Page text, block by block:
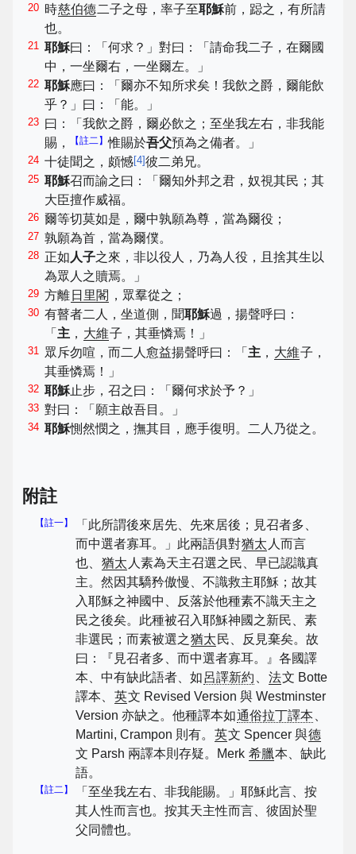
20 時慈伯德二子之母，率子至耶穌前，跽之，有所請
也。
21 耶穌曰：「何求？」對曰：「請命我二子，在爾國
中，一坐爾右，一坐爾左。」
22 耶穌應曰：「爾亦不知所求矣！我飲之爵，爾能飲
乎？」曰：「能。」
23 曰：「我飲之爵，爾必飲之；至坐我左右，非我能
賜，
【註二】惟賜於吾父預為之備者。」
24 十徒聞之，頗憾[4]彼二弟兄。
25 耶穌召而諭之曰：「爾知外邦之君，奴視其民；其
大臣擅作威福。
26 爾等切莫如是，爾中孰願為尊，當為爾役；
27 孰願為首，當為爾僕。
28 正如人子之來，非以役人，乃為人役，且捨其生以
為眾人之贖焉。」
29 方離 日里閣 ，眾羣從之；
30 有瞽者二人，坐道側，聞耶穌過，揚聲呼曰：
「主 ， 大維子，其垂憐焉！」
31 眾斥勿喧，而二人愈益揚聲呼曰：「主 ， 大維子，
其垂憐焉！」
32 耶穌止步，召之曰：「爾何求於予？」
33 對曰：「願主啟吾目。」
34 耶穌惻然憫之，撫其目，應手復明。二人乃從之。
附註
【註一】
「此所謂後來居先、先來居後；見召者多、
而中選者寡耳。」此兩語俱對猶太 人而言
也、 猶太 人素為天主召選之民、早已認識真
主。然因其驕矜傲慢、不識救主耶穌；故其
入耶穌之神國中、反落於他種素不識天主之
民之後矣。此種被召入耶穌神國之新民、素
非選民；而素被選之猶太 民、反見棄矣。故
曰：『見召者多、而中選者寡耳。』各國譯
本、中有缺此語者、如呂譯新約 、 法文 Botte
譯本、 英文 Revised Version 與 Westminster
Version 亦缺之。他種譯本如通俗拉丁譯本 、
Martini, Crampon 則有。 英文 Spencer 與德
文 Parsh 兩譯本則存疑。Merk 希臘本、缺此
語。
【註二】
「至坐我左右、非我能賜。」耶穌此言、按
其人性而言也。按其天主性而言、彼固於聖
父同體也。